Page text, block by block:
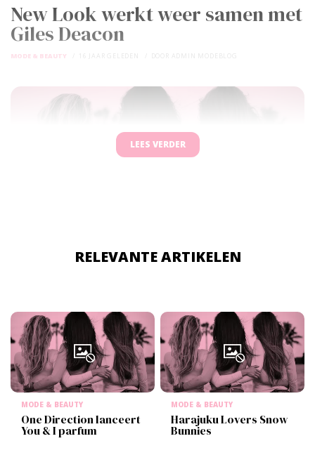
New Look werkt weer samen met
Giles Deacon
MODE & BEAUTY
LEES VERDER
RELEVANTE ARTIKELEN
MODE & BEAUTY
One Direction lanceert
You & I parfum
MODE & BEAUTY
Harajuku Lovers Snow
Bunnies